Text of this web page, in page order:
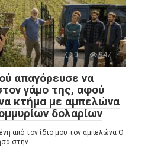
0 947
απαγόρευσε να
γάμο της, αφού
κτήμα με αμπελώνα
δολαρίων
από τον ίδιο μου τον αμπελώνα Ο
στην